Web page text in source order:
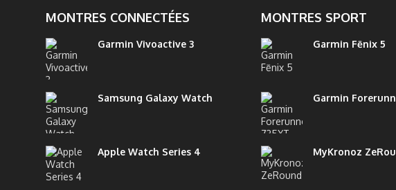
MONTRES CONNECTÉES
Garmin Vivoactive 3
Samsung Galaxy Watch
Apple Watch Series 4
MONTRES SPORT
Garmin Fēnix 5
Garmin
MyKronoz